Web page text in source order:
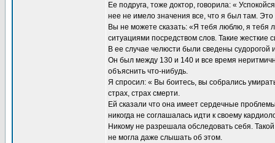
Ее подруга, тоже доктор, говорила: «
нее не имело значения все, что я был там. Это
Вы не можете сказать: «Я тебя люблю, я тебя
ситуациями посредством слов. Такие жесткие
В ее случае челюсти были сведены судорогой
Он был между 130 и 140 и все время
объяснить что-нибудь.
Я спросил: « Вы боитесь, вы собрались
страх, страх смерти.
Ей сказали что она имеет сердечные
никогда не соглашалась идти к своему
Никому не разрешала обследовать себя.
не могла даже слышать об этом.